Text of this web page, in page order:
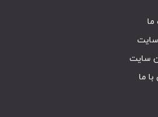
ما
سایت
سایت
ما